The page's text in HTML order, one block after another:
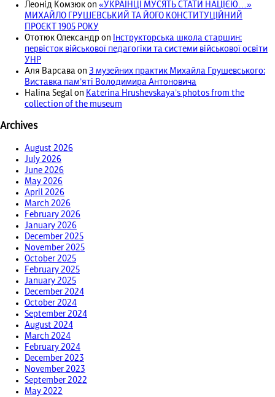
Леонід Комзюк on «УКРАЇНЦІ МУСЯТЬ СТАТИ НАЦІЄЮ…»
МИХАЙЛО ГРУШЕВСЬКИЙ ТА ЙОГО КОНСТИТУЦІЙНИЙ
ПРОЄКТ 1905 РОКУ
Ототюк Олександр on
Інструкторська школа старшин:
первісток військової педагогіки та системи військової освіти
УНР
Аля Варсава on З музейних практик Михайла Грушевського:
Виставка пам’яті Володимира Антоновича
Halina Segal on Katerina Hrushevskaya’s photos from the
collection of the museum
Archives
August 2026
July 2026
June 2026
May 2026
April 2026
March 2026
February 2026
January 2026
December 2025
November 2025
October 2025
February 2025
January 2025
December 2024
October 2024
September 2024
August 2024
March 2024
February 2024
December 2023
November 2023
September 2022
May 2022